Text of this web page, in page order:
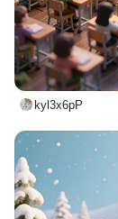
kyl3x6pP